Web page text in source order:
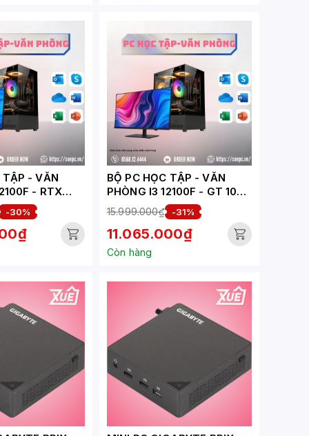
- VĂN
- RTX
HV)
-30%
BỘ PC HỌC TẬP - VĂN
PHÒNG I3 12100F - GT 1030
( XUEPC274-HV)
15.999.000₫ -31%
11.065.000₫
Còn hàng